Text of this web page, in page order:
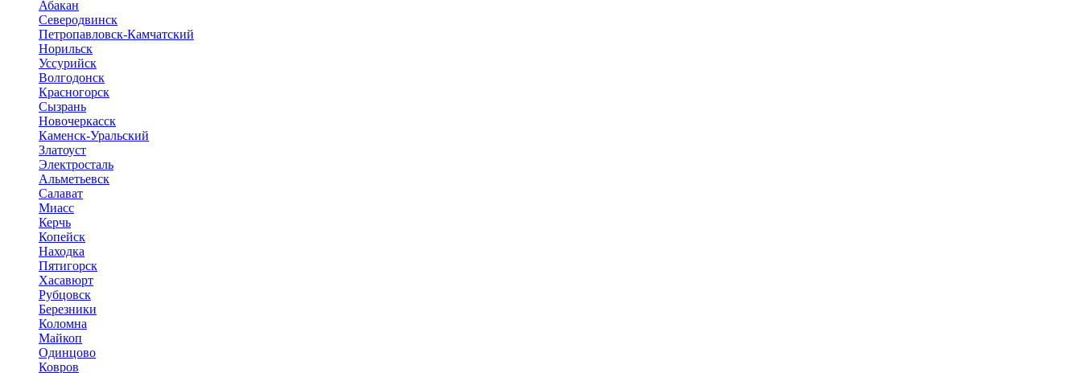
Абакан
Северодвинск
Петропавловск-Камчатский
Норильск
Уссурийск
Волгодонск
Красногорск
Сызрань
Новочеркасск
Каменск-Уральский
Златоуст
Электросталь
Альметьевск
Салават
Миасс
Керчь
Копейск
Находка
Пятигорск
Хасавюрт
Рубцовск
Березники
Коломна
Майкоп
Одинцово
Ковров